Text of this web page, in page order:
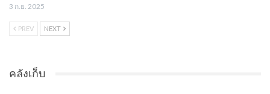
3 ก.ย. 2025
PREV NEXT
คลังเก็บ